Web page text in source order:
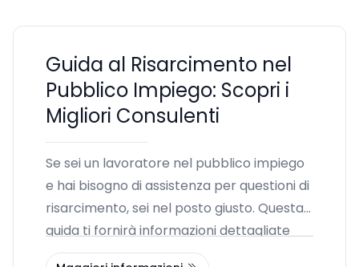
Guida al Risarcimento nel
Pubblico Impiego: Scopri i
Migliori Consulenti
Se sei un lavoratore nel pubblico impiego
e hai bisogno di assistenza per questioni di
risarcimento, sei nel posto giusto. Questa
guida ti fornirà informazioni dettagliate
sulle varie procedure di assunzione, le